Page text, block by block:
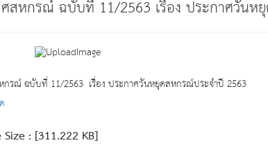
สหกรณ์ ฉบับที่ 11/2563 เรื่อง ประกาศวันห
กรณ์ ฉบับที่ 11/2563 เรื่อง ประกาศวันหยุดสหกรณ์ประจำปี 2563
Size : [311.222 KB]